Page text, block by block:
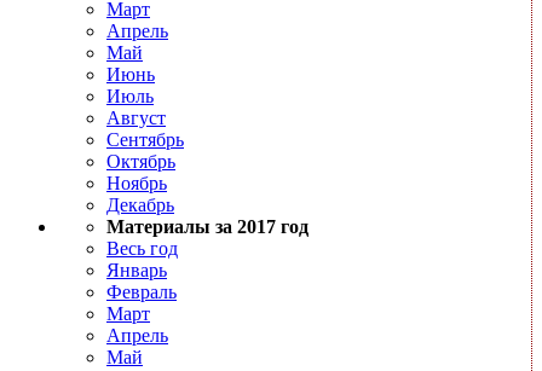
Март
Апрель
Май
Июнь
Июль
Август
Сентябрь
Октябрь
Ноябрь
Декабрь
Материалы за 2017 год
Весь год
Январь
Февраль
Март
Апрель
Май